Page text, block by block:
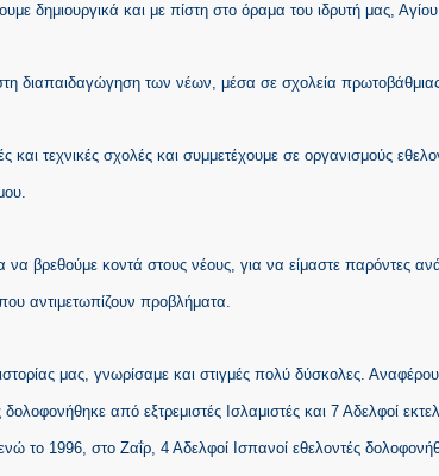
δημιουργικά και με πίστη στο όραμα του ιδρυτή μας,
διαπαιδαγώγηση των νέων, μέσα σε σχολεία
και τεχνικές σχολές και συμμετέχουμε σε οργανισμούς
να βρεθούμε κοντά στους νέους, για να είμαστε παρόντες
αντιμετωπίζουν προβλήματα.
ιστορίας μας, γνωρίσαμε και στιγμές πολύ δύσκολες.
από εξτρεμιστές Ισλαμιστές και 7 Αδελφοί
το 1996, στο Ζαΐρ, 4 Αδελφοί Ισπανοί εθελοντές